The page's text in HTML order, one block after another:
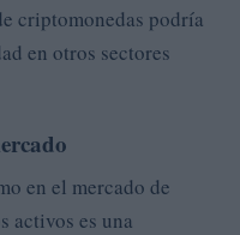
criptomonedas podría
en otros sectores
en el mercado de
activos es una